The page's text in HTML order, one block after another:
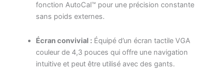
fonction AutoCal™ pour une précision constante
sans poids externes.
Écran convivial : Équipé d’un écran tactile VGA
couleur de 4,3 pouces qui offre une navigation
intuitive et peut être utilisé avec des gants.